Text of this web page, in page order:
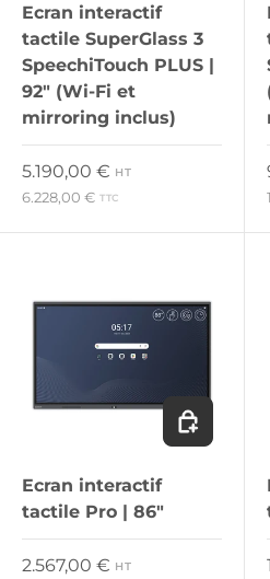
Ecran interactif
tactile SuperGlass 3
SpeechiTouch PLUS |
92" (Wi-Fi et
mirroring inclus)
Prix habituel
5.190,00 € HT
6.228,00 € TTC
Ecran interactif
tactile Pro | 86"
Prix habituel
2.567,00 € HT
Ajouter au